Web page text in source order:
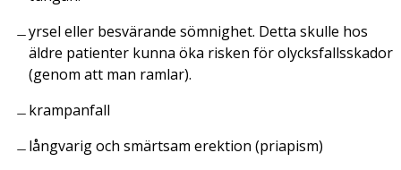
yrsel eller besvärande sömnighet. Detta skulle hos
äldre patienter kunna öka risken för olycksfallsskador
(genom att man ramlar).
krampanfall
långvarig och smärtsam erektion (priapism)